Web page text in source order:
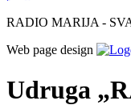
RADIO MARIJA -
Web page design
Udruga